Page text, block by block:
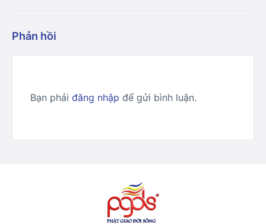
Phản hồi
Bạn phải đăng nhập để gửi bình luận.